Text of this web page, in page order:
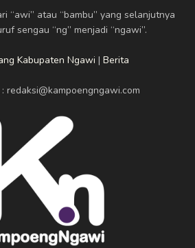
“awi” atau “bambu” yang selanjutnya
sengau “ng” menjadi “ngawi”.
Kabupaten Ngawi | Berita
redaksi@kampoengngawi.com